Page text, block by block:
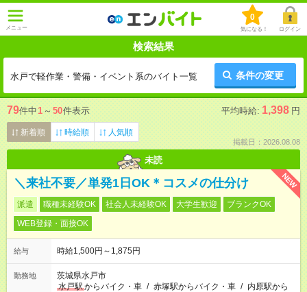
メニュー
0
気になる！ ログイン
検索結果
水戸で軽作業・警備・イベント系のバイト一覧 条件の変更
79件中1 ～ 50件表示 平均時給: 1,398 円
新着順 時給順 人気順
掲載日：2026.08.08
未読
NEW
＼来社不要／単発1日OK＊コスメの仕分け
派遣 職種未経験OK 社会人未経験OK 大学生歓迎
ブランクOK
WEB登録・面接OK
給与 時給1,500円～1,875円
勤務地
茨城県水戸市
水戸駅からバイク・車 / 赤塚駅からバイク・車 / 内原駅から